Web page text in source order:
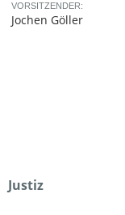
VORSITZENDER:
Jochen Göller
Justiz